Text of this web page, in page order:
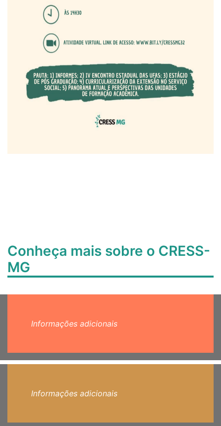
Conheça mais sobre o CRESS-
MG
Informações adicionais
Informações adicionais